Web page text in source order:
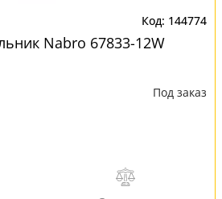
144774
Nabro 67833-12W
Под заказ